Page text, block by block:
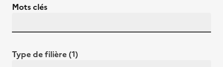
Mots clés
Type de filière (1)